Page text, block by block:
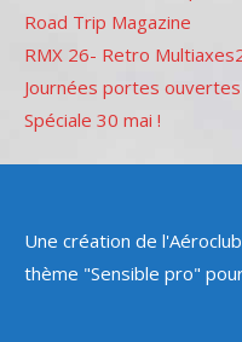
Road Trip Magazine
RMX 26- Retro
Journées portes
Spéciale 30 mai !
Une création de
thème "Sensible pro"